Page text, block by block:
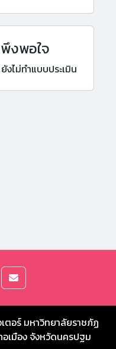
งพอใจ
ไม่ทำแบบประเมิน
ตอร์ มหาวิทยาลัยราชภัฏ
เมือง จังหวัดนครปฐม